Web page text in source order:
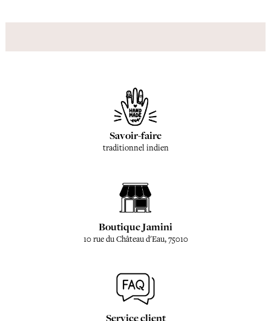
Savoir-faire
traditionnel indien
Boutique Jamini
10 rue du Château d'Eau, 75010